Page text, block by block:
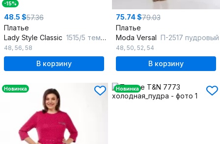
-15%
48.5 $57.36
Платье
Lady Style Classic 1515/5 темно-синий_с_ розовым
48, 56, 58
В корзину
75.74 $79.03
Платье
Moda Versal П-2517 пудровый
48, 50, 52, 54
В корзину
Новинка Новинка